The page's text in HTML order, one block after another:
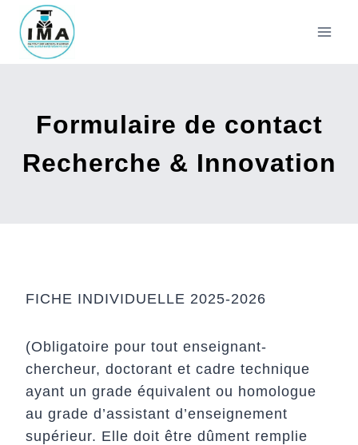
Aller
contenu
Formulaire de contact
Recherche & Innovation
FICHE INDIVIDUELLE 2025-2026
(Obligatoire pour tout enseignant-
chercheur, doctorant et cadre technique
ayant un grade équivalent ou homologue
au grade d’assistant d’enseignement
supérieur. Elle doit être dûment remplie